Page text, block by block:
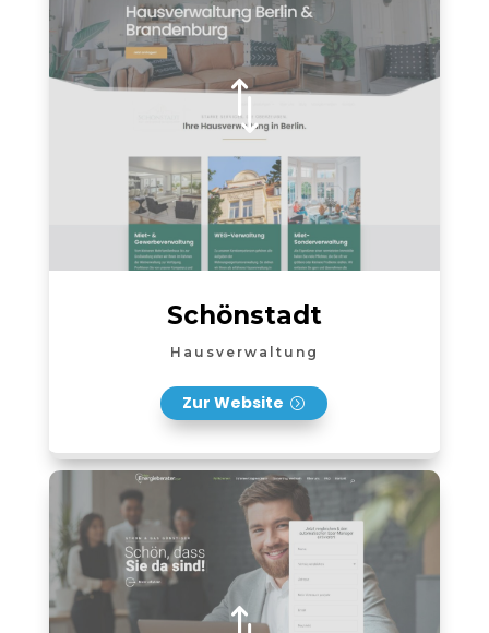
*
Schönstadt
Zur Website